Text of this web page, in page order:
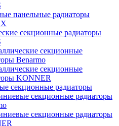
панельные радиаторы
секционные радиаторы
секционные
Benarmo
секционные
KONNER
секционные радиаторы
секционные радиаторы
секционные радиаторы